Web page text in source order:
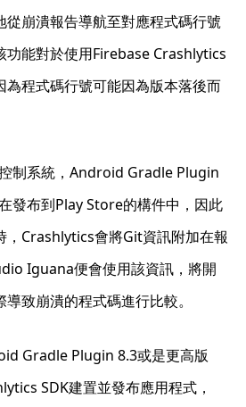
從崩潰報告導航至對應程式碼行號
功能對於使用Firebase Crashlytics
為程式碼行號可能因為版本落後而
制系統，Android Gradle Plugin
發布到Play Store的構件中，因此
，Crashlytics會將Git資訊附加在報
Iguana便會使用該資訊，將開
致崩潰的程式碼進行比較。
Gradle Plugin 8.3或是更高版
SDK建置並發布應用程式，